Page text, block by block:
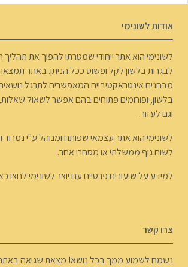
אודות לשונימי
לשונימי הוא אתר ייחודי שמטרתו להפוך את תהליך
לבגרות בלשון לקל ופשוט ככל הניתן. באתר
מבחנים אינטראקטיביים המאפשרים לתרגל
בלשון, ופורומים פתוחים בהם אפשר לשאול
וגם לעזור.
לשונימי הוא אתר עצמאי שפותח ומנוהל ע"י נמרוד
לשום גוף ממשלתי או מסחרי אחר.
למידע על שיעורים פרטיים עם יוצר לשונימילחצו
צרו קשר
נשמח לשמוע ממך בכל נושא! מצאת שגיאה